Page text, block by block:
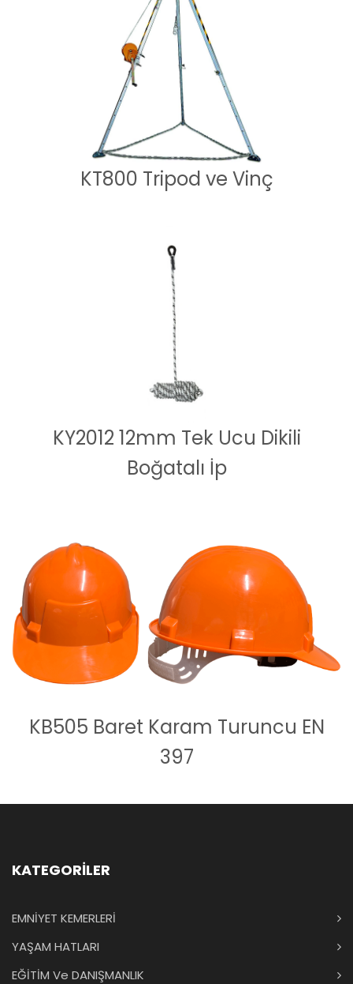
KT800 Tripod ve Vinç
KY2012 12mm Tek Ucu Dikili
Boğatalı İp
KB505 Baret Karam Turuncu EN
397
KATEGORİLER
EMNİYET KEMERLERİ
YAŞAM HATLARI
EĞİTİM Ve DANIŞMANLIK